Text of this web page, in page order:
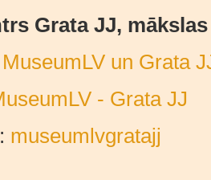
Grata JJ,
MuseumLV un Grata
- Grata JJ
museumlvgratajj